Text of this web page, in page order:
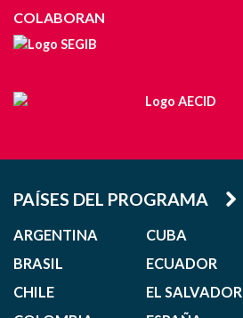
COLABORAN
PAÍSES DEL PROGRAMA
ARGENTINA
BRASIL
CHILE
CUBA
ECUADOR
EL SALVADOR